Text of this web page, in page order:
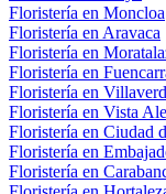
Floristería en Moncloa
Floristería en Aravaca
Floristería en
Floristería en
Floristería en
Floristería en Vista
Floristería en Ciudad
Floristería en
Floristería en